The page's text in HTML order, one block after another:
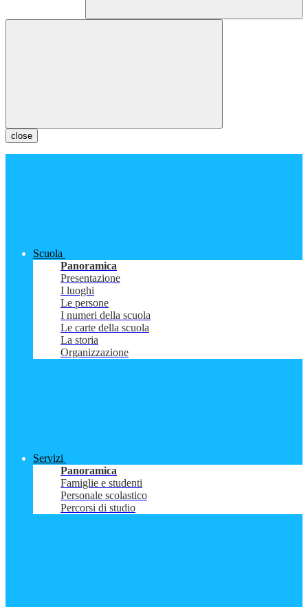
close
Scuola
Panoramica
Presentazione
I luoghi
Le persone
I numeri della scuola
Le carte della scuola
La storia
Organizzazione
Servizi
Panoramica
Famiglie e studenti
Personale scolastico
Percorsi di studio